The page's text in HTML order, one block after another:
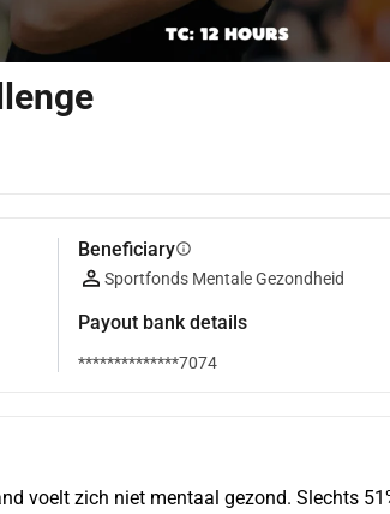
Beneficiaryinfo
Sportfonds Mentale Gezondheid
Payout bank details
**************7074
voelt zich niet mentaal gezond. Slechts